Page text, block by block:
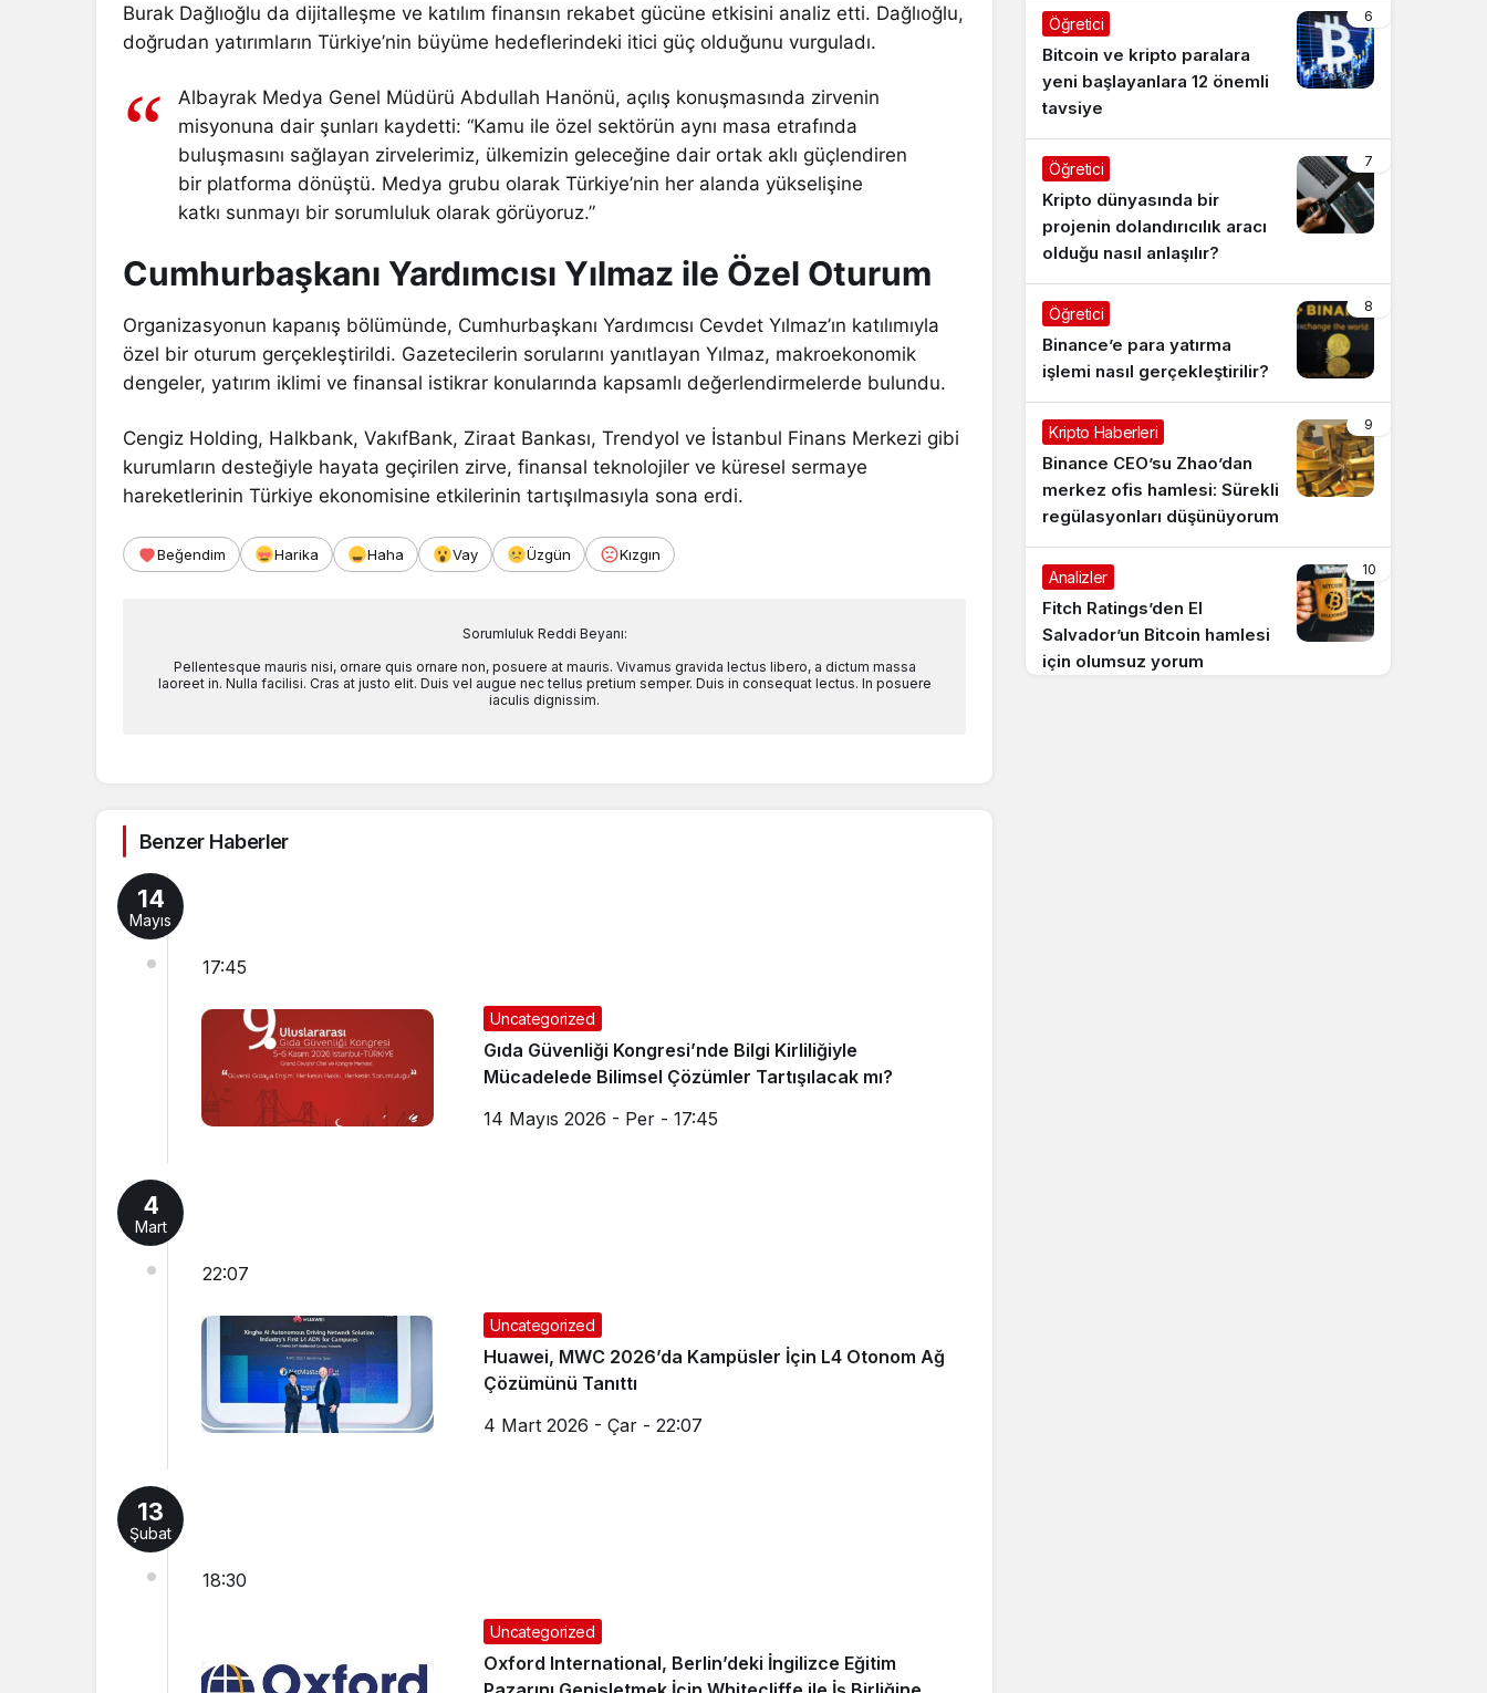
Burak Dağlıoğlu da dijitalleşme ve katılım finansın rekabet gücüne etkisini analiz etti. Dağlıoğlu,
doğrudan yatırımların Türkiye’nin büyüme hedeflerindeki itici güç olduğunu vurguladı.
Albayrak Medya Genel Müdürü Abdullah Hanönü, açılış konuşmasında zirvenin
misyonuna dair şunları kaydetti: “Kamu ile özel sektörün aynı masa etrafında
buluşmasını sağlayan zirvelerimiz, ülkemizin geleceğine dair ortak aklı güçlendiren
bir platforma dönüştü. Medya grubu olarak Türkiye’nin her alanda yükselişine
katkı sunmayı bir sorumluluk olarak görüyoruz.”
Cumhurbaşkanı Yardımcısı Yılmaz ile Özel Oturum
Organizasyonun kapanış bölümünde, Cumhurbaşkanı Yardımcısı Cevdet Yılmaz’ın katılımıyla
özel bir oturum gerçekleştirildi. Gazetecilerin sorularını yanıtlayan Yılmaz, makroekonomik
dengeler, yatırım iklimi ve finansal istikrar konularında kapsamlı değerlendirmelerde bulundu.
Cengiz Holding, Halkbank, VakıfBank, Ziraat Bankası, Trendyol ve İstanbul Finans Merkezi gibi
kurumların desteğiyle hayata geçirilen zirve, finansal teknolojiler ve küresel sermaye
hareketlerinin Türkiye ekonomisine etkilerinin tartışılmasıyla sona erdi.
Beğendim Harika Haha Vay Üzgün Kızgın
Sorumluluk Reddi Beyanı:
Pellentesque mauris nisi, ornare quis ornare non, posuere at mauris. Vivamus gravida lectus libero, a dictum massa
laoreet in. Nulla facilisi. Cras at justo elit. Duis vel augue nec tellus pretium semper. Duis in consequat lectus. In posuere
iaculis dignissim.
Benzer Haberler
14
Mayıs
17:45
Uncategorized
Gıda Güvenliği Kongresi’nde Bilgi Kirliliğiyle
Mücadelede Bilimsel Çözümler Tartışılacak mı?
14 Mayıs 2026 - Per - 17:45
4
Mart
22:07
Uncategorized
Huawei, MWC 2026’da Kampüsler İçin L4 Otonom Ağ
Çözümünü Tanıttı
4 Mart 2026 - Çar - 22:07
13
Şubat
18:30
Uncategorized
Oxford International, Berlin’deki İngilizce Eğitim
6
Öğretici
Bitcoin ve kripto paralara
yeni başlayanlara 12 önemli
tavsiye
7
Öğretici
Kripto dünyasında bir
projenin dolandırıcılık aracı
olduğu nasıl anlaşılır?
8
Öğretici
Binance’e para yatırma
işlemi nasıl gerçekleştirilir?
9
Kripto Haberleri
Binance CEO’su Zhao’dan
merkez ofis hamlesi: Sürekli
regülasyonları düşünüyorum
10
Analizler
Fitch Ratings’den El
Salvador’un Bitcoin hamlesi
için olumsuz yorum